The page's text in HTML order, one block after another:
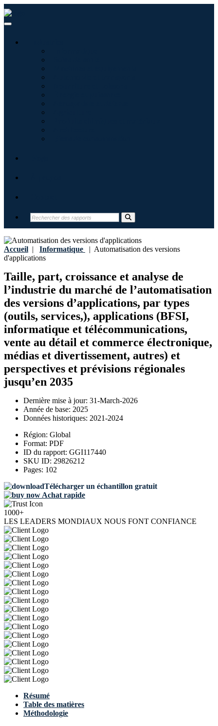
Accueil | Informatique | Automatisation des versions
d'applications
Taille, part, croissance et analyse de
l’industrie du marché de l’automatisation
des versions d’applications, par types
(outils, services,), applications (BFSI,
informatique et télécommunications,
vente au détail et commerce électronique,
médias et divertissement, autres) et
perspectives et prévisions régionales
jusqu’en 2035
Dernière mise à jour: 31-March-2026
Année de base: 2025
Données historiques: 2021-2024
Région: Global
Format: PDF
ID du rapport: GGI117440
SKU ID: 29826212
Pages: 102
Télécharger un échantillon gratuit
Achat rapide
1000+
LES LEADERS MONDIAUX NOUS FONT CONFIANCE
Résumé
Table des matières
Méthodologie